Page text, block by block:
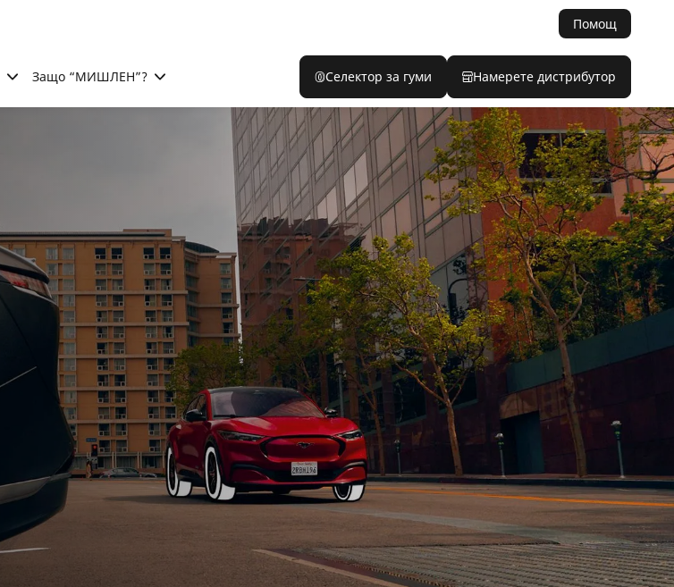
Помощ
Защо “МИШЛЕН”? Селектор за гуми Намерете дистрибутор